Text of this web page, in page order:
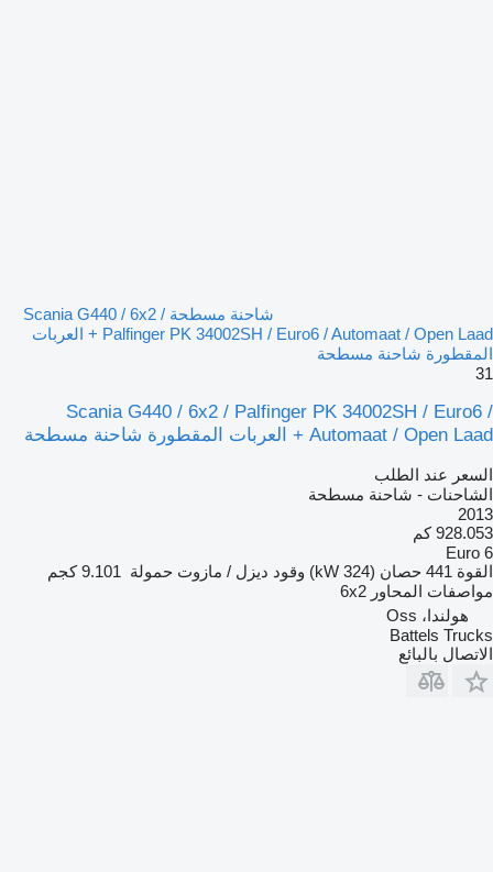
شاحنة مسطحة Scania G440 / 6x2 /
Palfinger PK 34002SH / Euro6 / Automaat / Open Laad + العربات
المقطورة شاحنة مسطحة
31
Scania G440 / 6x2 / Palfinger PK 34002SH / Euro6 /
Automaat / Open Laad + العربات المقطورة شاحنة مسطحة
السعر عند الطلب
الشاحنات - شاحنة مسطحة
2013
928.053 كم
Euro 6
القوة 441 حصان (324 kW) وقود ديزل / مازوت حمولة 9.101 كجم
مواصفات المحاور 6x2
هولندا، Oss
Battels Trucks
الاتصال بالبائع